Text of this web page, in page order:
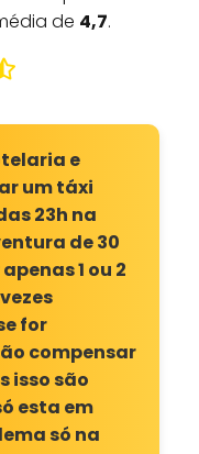
de 4,7.
e
um táxi
23h na
de 30
1 ou 2
for
compensar
isso são
esta em
só na